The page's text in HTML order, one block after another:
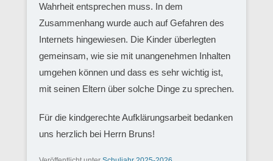
Wahrheit entsprechen muss. In dem
Zusammenhang wurde auch auf Gefahren des
Internets hingewiesen. Die Kinder überlegten
gemeinsam, wie sie mit unangenehmen Inhalten
umgehen können und dass es sehr wichtig ist,
mit seinen Eltern über solche Dinge zu sprechen.
Für die kindgerechte Aufklärungsarbeit bedanken
uns herzlich bei Herrn Bruns!